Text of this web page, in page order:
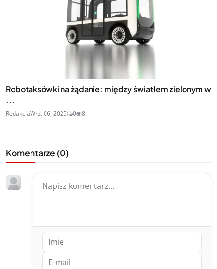
Robotaksówki na żądanie: między światłem zielonym w
...
RedakcjaWrz. 06, 2025 0 8
Komentarze (0)